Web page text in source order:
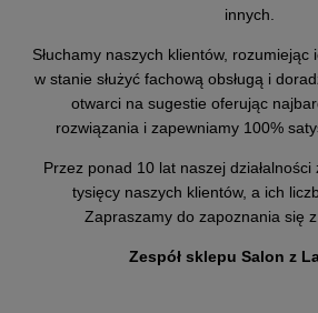
innych.
Słuchamy naszych klientów,
w stanie służyć fachową obsługą i
otwarci na sugestie oferując
rozwiązania i zapewniamy 100%
Przez ponad 10 lat naszej
tysięcy naszych klientów, a ich
Zapraszamy do zapoznania się
Zespół sklepu Salon z